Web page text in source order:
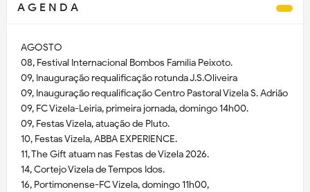
A G E N D A
AGOSTO
08, Festival Internacional Bombos Família Peixoto.
09, Inauguração requalificação rotunda J.S.Oliveira
09, Inauguração requalificação Centro Pastoral Vizela S. Adrião
09, FC Vizela-Leiria, primeira jornada, domingo 14h00.
09, Festas Vizela, atuação de Pluto.
10, Festas Vizela, ABBA EXPERIENCE.
11, The Gift atuam nas Festas de Vizela 2026.
14, Cortejo Vizela de Tempos Idos.
16, Portimonense-FC Vizela, domingo 11h00,